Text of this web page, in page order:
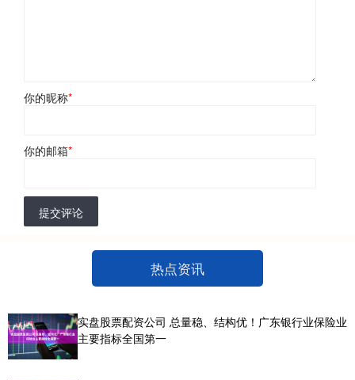
你的昵称*
你的邮箱*
提交评论
热点资讯
实盘股票配资公司 总量稳、结构优！广东银行业保险业
主要指标全国第一